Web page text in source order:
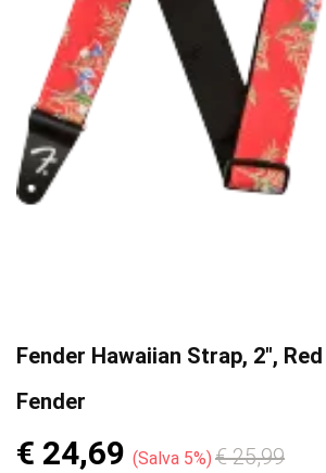
Fender Hawaiian Strap, 2",
Fender
€ 24,69 Salva 5% € 25,99